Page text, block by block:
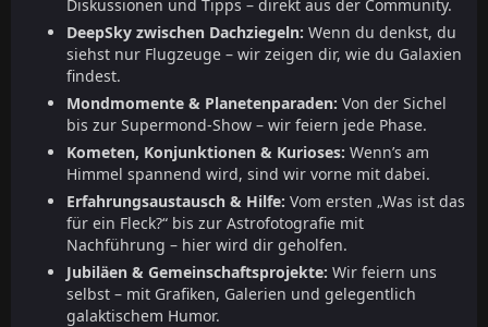
Diskussionen und Tipps – direkt aus der Community.
DeepSky zwischen Dachziegeln: Wenn du denkst, du
siehst nur Flugzeuge – wir zeigen dir, wie du Galaxien
findest.
Mondmomente & Planetenparaden: Von der Sichel
bis zur Supermond-Show – wir feiern jede Phase.
Kometen, Konjunktionen & Kurioses: Wenn’s am
Himmel spannend wird, sind wir vorne mit dabei.
Erfahrungsaustausch & Hilfe: Vom ersten „Was ist das
für ein Fleck?“ bis zur Astrofotografie mit
Nachführung – hier wird dir geholfen.
Jubiläen & Gemeinschaftsprojekte: Wir feiern uns
selbst – mit Grafiken, Galerien und gelegentlich
galaktischem Humor.